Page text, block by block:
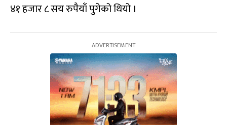
४१ हजार ८ सय रुपैयाँ पुगेको थियो ।